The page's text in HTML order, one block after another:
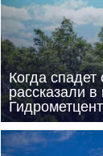
Когда
рассказали